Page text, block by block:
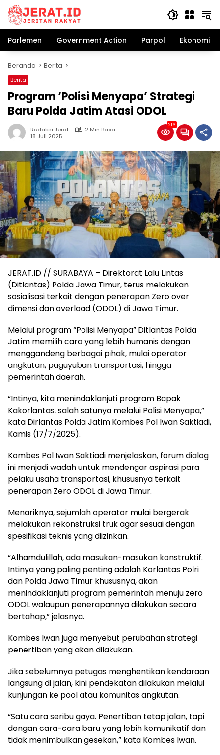
Langsung
konten
Parlemen
Government Action Parpol Ekonomi
Beranda Berita
Berita
Program ‘Polisi Menyapa’ Strategi
Baru Polda Jatim Atasi ODOL
Redaksi Jerat
2 Min Baca
18 Juli 2025
216
JERAT.ID // SURABAYA – Direktorat Lalu Lintas
(Ditlantas) Polda Jawa Timur, terus melakukan
sosialisasi terkait dengan penerapan Zero over
dimensi dan overload (ODOL) di Jawa Timur.
Melalui program “Polisi Menyapa” Ditlantas Polda
Jatim memilih cara yang lebih humanis dengan
menggandeng berbagai pihak, mulai operator
angkutan, paguyuban transportasi, hingga
pemerintah daerah.
“Intinya, kita menindaklanjuti program Bapak
Kakorlantas, salah satunya melalui Polisi Menyapa,”
kata Dirlantas Polda Jatim Kombes Pol Iwan Saktiadi,
Kamis (17/7/2025).
Kombes Pol Iwan Saktiadi menjelaskan, forum dialog
ini menjadi wadah untuk mendengar aspirasi para
pelaku usaha transportasi, khususnya terkait
penerapan Zero ODOL di Jawa Timur.
Menariknya, sejumlah operator mulai bergerak
melakukan rekonstruksi truk agar sesuai dengan
spesifikasi teknis yang diizinkan.
“Alhamdulillah, ada masukan-masukan konstruktif.
Intinya yang paling penting adalah Korlantas Polri
dan Polda Jawa Timur khususnya, akan
menindaklanjuti program pemerintah menuju zero
ODOL walaupun penerapannya dilakukan secara
bertahap,” jelasnya.
Kombes Iwan juga menyebut perubahan strategi
penertiban yang akan dilakukan.
Jika sebelumnya petugas menghentikan kendaraan
langsung di jalan, kini pendekatan dilakukan melalui
kunjungan ke pool atau komunitas angkutan.
“Satu cara seribu gaya. Penertiban tetap jalan, tapi
dengan cara-cara baru yang lebih komunikatif dan
tidak menimbulkan gesekan,” kata Kombes Iwan.